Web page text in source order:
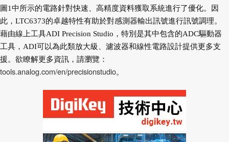
圖1中所示的電路針對快速、高精度資料獲取系統進行了優化。因
此，LTC6373的卓越特性有助於對感測器輸出訊號進行訊號調理。
藉由線上工具ADI Precision Studio，特別是其中包含的ADC驅動器
工具，ADI可以為此類放大級、濾波器和線性電路設計提供更多支
援。欲瞭解更多資訊，請瀏覽：
tools.analog.com/en/precisionstudio。